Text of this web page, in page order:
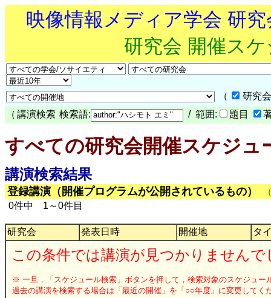
映像情報メディア学会 研
研究会 開催ス
（
研究
（ 講演検索 検索語: / 範囲: 題目
すべての研究会開催スケジュ
講演検索結果
登録講演（開催プログラムが公開されているもの）
0件中 1～0件目
研究会 発表日時 開催地 タ
この条件では講演が見つかりませんで
※ 一旦，「スケジュール検索」ボタンを押して，検索対象のスケジュー
過去の講演を検索する場合は「最近の開催」を「○○年度」に変更してく